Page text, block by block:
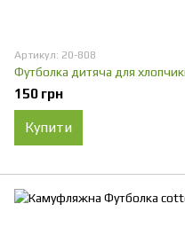
Артикул: 20-808
Футболка дитяча для
150 грн
Купити